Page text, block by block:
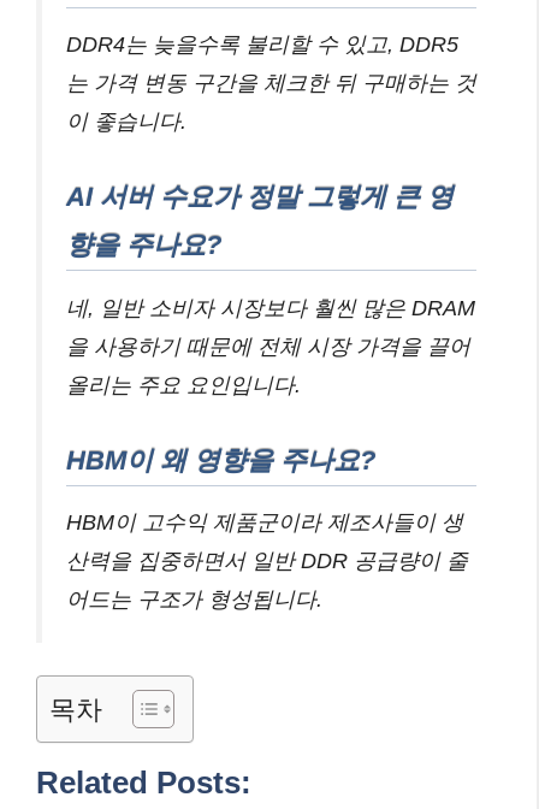
DDR4는 늦을수록 불리할 수 있고, DDR5
는 가격 변동 구간을 체크한 뒤 구매하는 것
이 좋습니다.
AI 서버 수요가 정말 그렇게 큰 영
향을 주나요?
네, 일반 소비자 시장보다 훨씬 많은 DRAM
을 사용하기 때문에 전체 시장 가격을 끌어
올리는 주요 요인입니다.
HBM이 왜 영향을 주나요?
HBM이 고수익 제품군이라 제조사들이 생
산력을 집중하면서 일반 DDR 공급량이 줄
어드는 구조가 형성됩니다.
목차
Related Posts: